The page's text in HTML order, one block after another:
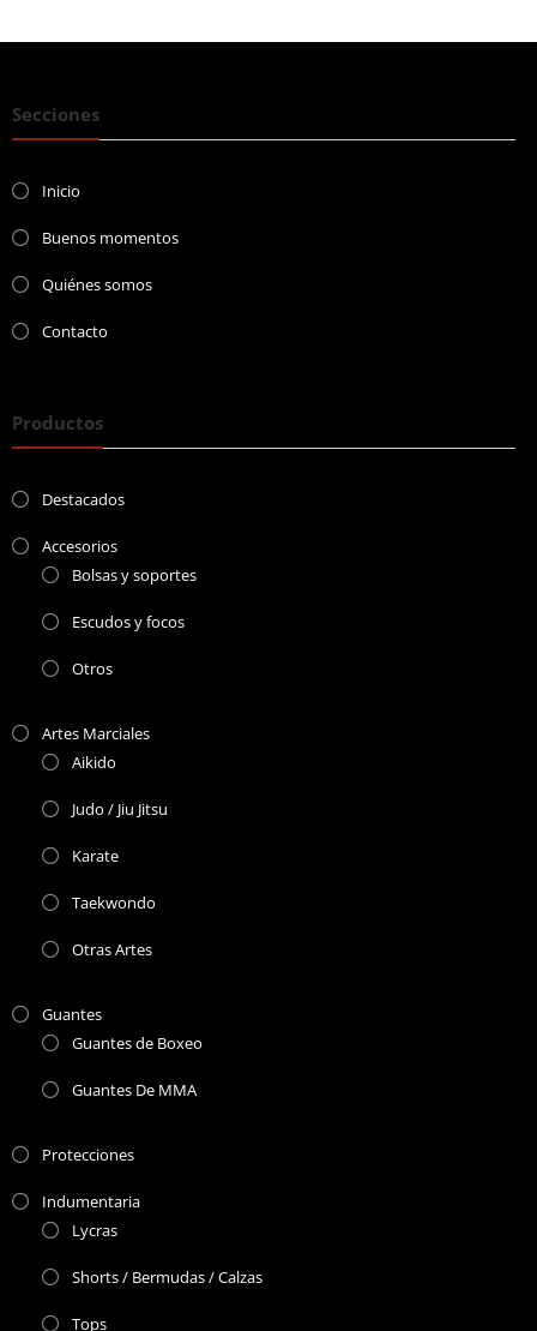
Secciones
Inicio
Buenos momentos
Quiénes somos
Contacto
Productos
Destacados
Accesorios
Bolsas y soportes
Escudos y focos
Otros
Artes Marciales
Aikido
Judo / Jiu Jitsu
Karate
Taekwondo
Otras Artes
Guantes
Guantes de Boxeo
Guantes De MMA
Protecciones
Indumentaria
Lycras
Shorts / Bermudas / Calzas
Tops